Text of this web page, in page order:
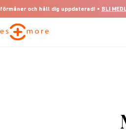
och håll dig uppdaterad! • BLI